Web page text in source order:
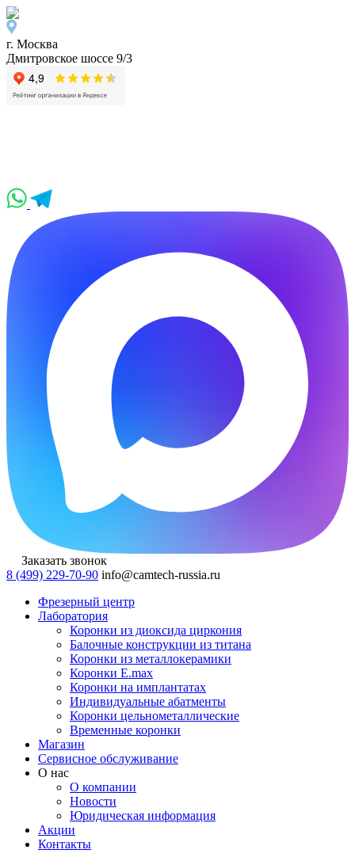
г. Москва
Дмитровское шоссе 9/3
Заказать звонок
8 (499) 229-70-90 info@camtech-russia.ru
Фрезерный центр
Лаборатория
Коронки из диоксида циркония
Балочные конструкции из титана
Коронки из металлокерамики
Коронки E.max
Коронки на имплантатах
Индивидуальные абатменты
Коронки цельнометаллические
Временные коронки
Магазин
Сервисное обслуживание
О нас
О компании
Новости
Юридическая информация
Акции
Контакты